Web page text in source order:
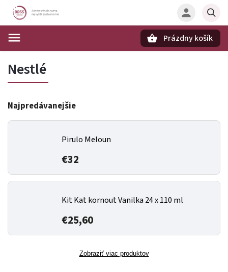
Prázdny košík
Nestlé
Najpredávanejšie
Pirulo Meloun
€32
Kit Kat kornout Vanilka 24 x 110 ml
€25,60
Zobraziť viac produktov